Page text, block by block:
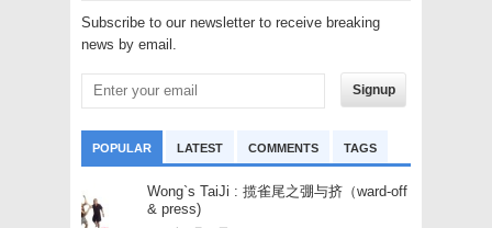
Subscribe to our newsletter to receive breaking
news by email.
Signup
POPULAR LATEST COMMENTS TAGS
Wong`s TaiJi : 揽雀尾之弸与挤（ward-off
& press)